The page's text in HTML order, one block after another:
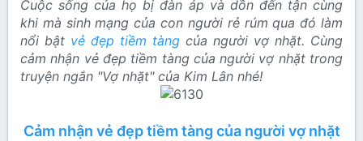
Cuộc sống của họ bị đàn áp và dồn đến tận cùng
khi mà sinh mạng của con người rẻ rúm qua đó làm
nổi bật vẻ đẹp tiềm tàng của người vợ nhặt. Cùng
cảm nhận vẻ đẹp tiềm tàng của người vợ nhặt trong
truyện ngắn "Vợ nhặt" của Kim Lân nhé!
Cảm nhận vẻ đẹp tiềm tàng của người vợ nhặt